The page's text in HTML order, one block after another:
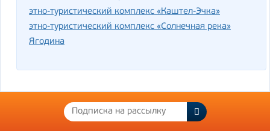
этно-туристический комплекс «Каштел-Эчка»
этно-туристический комплекс «Солнечная река»
Ягодина